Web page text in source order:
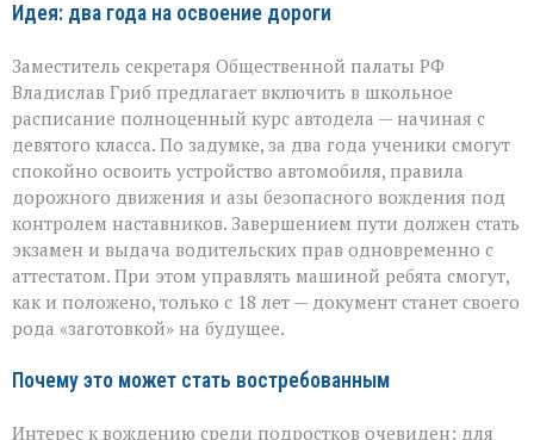
Идея: два года на освоение дороги
Заместитель секретаря Общественной палаты РФ
Владислав Гриб предлагает включить в школьное
расписание полноценный курс автодела — начиная с
девятого класса. По задумке, за два года ученики смогут
спокойно освоить устройство автомобиля, правила
дорожного движения и азы безопасного вождения под
контролем наставников. Завершением пути должен стать
экзамен и выдача водительских прав одновременно с
аттестатом. При этом управлять машиной ребята смогут,
как и положено, только с 18 лет — документ станет своего
рода «заготовкой» на будущее.
Почему это может стать востребованным
Интерес к вождению среди подростков очевиден: для